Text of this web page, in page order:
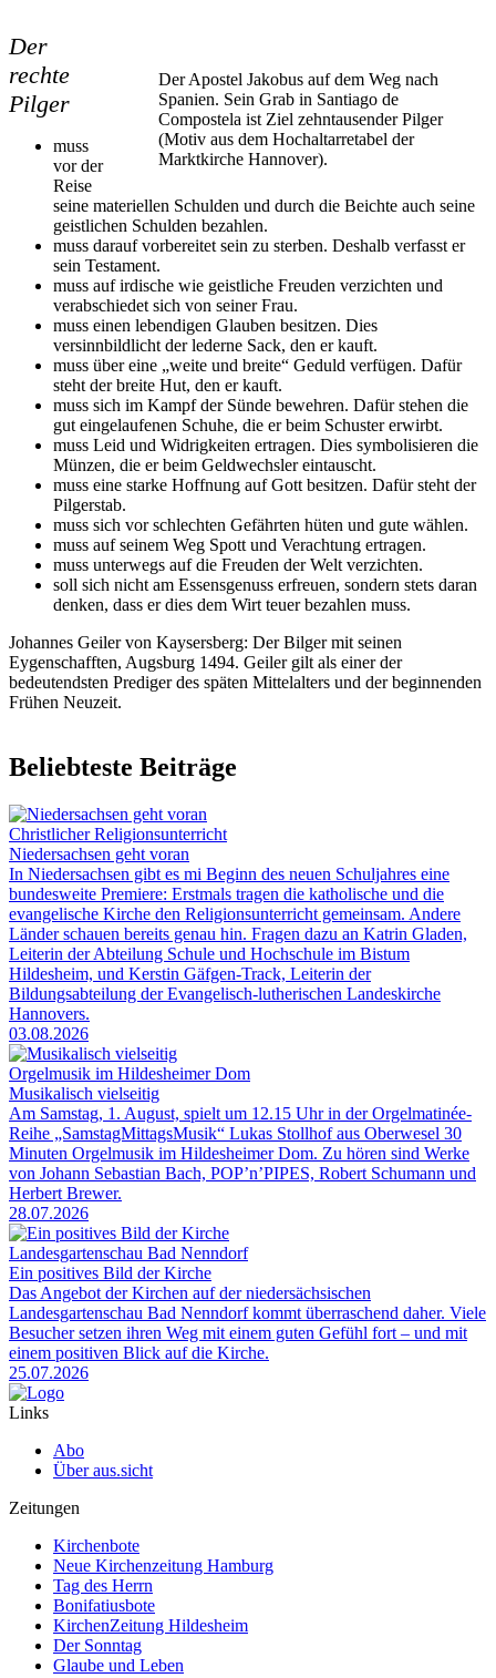
Der Apostel Jakobus auf dem Weg nach
Spanien. Sein Grab in Santiago de
Compostela ist Ziel zehntausender Pilger
(Motiv aus dem Hochaltarretabel der
Marktkirche Hannover).
Der
rechte
Pilger
muss
vor der
Reise
seine materiellen Schulden und durch die Beichte auch seine
geistlichen Schulden bezahlen.
muss darauf vorbereitet sein zu sterben. Deshalb verfasst er
sein Testament.
muss auf irdische wie geistliche Freuden verzichten und
verabschiedet sich von seiner Frau.
muss einen lebendigen Glauben besitzen. Dies
versinnbildlicht der lederne Sack, den er kauft.
muss über eine „weite und breite“ Geduld verfügen. Dafür
steht der breite Hut, den er kauft.
muss sich im Kampf der Sünde bewehren. Dafür stehen die
gut eingelaufenen Schuhe, die er beim Schuster erwirbt.
muss Leid und Widrigkeiten ertragen. Dies symbolisieren die
Münzen, die er beim Geldwechsler eintauscht.
muss eine starke Hoffnung auf Gott besitzen. Dafür steht der
Pilgerstab.
muss sich vor schlechten Gefährten hüten und gute wählen.
muss auf seinem Weg Spott und Verachtung ertragen.
muss unterwegs auf die Freuden der Welt verzichten.
soll sich nicht am Essensgenuss erfreuen, sondern stets daran
denken, dass er dies dem Wirt teuer bezahlen muss.
Johannes Geiler von Kaysersberg: Der Bilger mit seinen
Eygenschafften, Augsburg 1494. Geiler gilt als einer der
bedeutendsten Prediger des späten Mittelalters und der beginnenden
Frühen Neuzeit.
Beliebteste Beiträge
Christlicher Religionsunterricht
Niedersachsen geht voran
In Niedersachsen gibt es mi Beginn des neuen Schuljahres eine
bundesweite Premiere: Erstmals tragen die katholische und die
evangelische Kirche den Religionsunterricht gemeinsam. Andere
Länder schauen bereits genau hin. Fragen dazu an Katrin Gladen,
Leiterin der Abteilung Schule und Hochschule im Bistum
Hildesheim, und Kerstin Gäfgen-Track, Leiterin der
Bildungsabteilung der Evangelisch-lutherischen Landeskirche
Hannovers.
03.08.2026
Orgelmusik im Hildesheimer Dom
Musikalisch vielseitig
Am Samstag, 1. August, spielt um 12.15 Uhr in der Orgelmatinée-
Reihe „SamstagMittagsMusik“ Lukas Stollhof aus Oberwesel 30
Minuten Orgelmusik im Hildesheimer Dom. Zu hören sind Werke
von Johann Sebastian Bach, POP’n’PIPES, Robert Schumann und
Herbert Brewer.
28.07.2026
Landesgartenschau Bad Nenndorf
Ein positives Bild der Kirche
Das Angebot der Kirchen auf der niedersächsischen
Landesgartenschau Bad Nenndorf kommt überraschend daher. Viele
Besucher setzen ihren Weg mit einem guten Gefühl fort – und mit
einem positiven Blick auf die Kirche.
25.07.2026
Links
Abo
Über aus.sicht
Zeitungen
Kirchenbote
Neue Kirchenzeitung Hamburg
Tag des Herrn
Bonifatiusbote
KirchenZeitung Hildesheim
Der Sonntag
Glaube und Leben